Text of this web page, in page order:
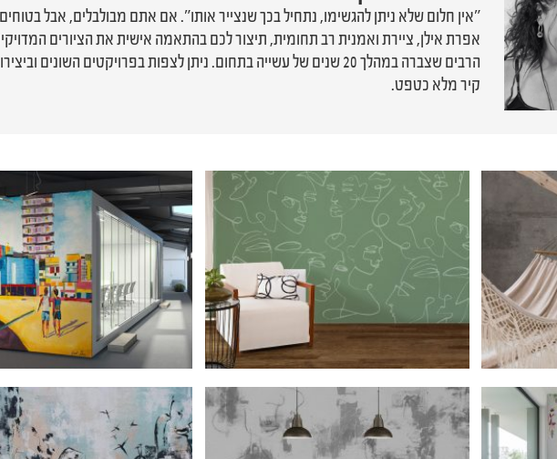
"אין חלום שלא ניתן להגשימו, נתחיל בכך שנצייר אותו". אם אתם מבולבלים, אבל
קיר מלא כטפט.